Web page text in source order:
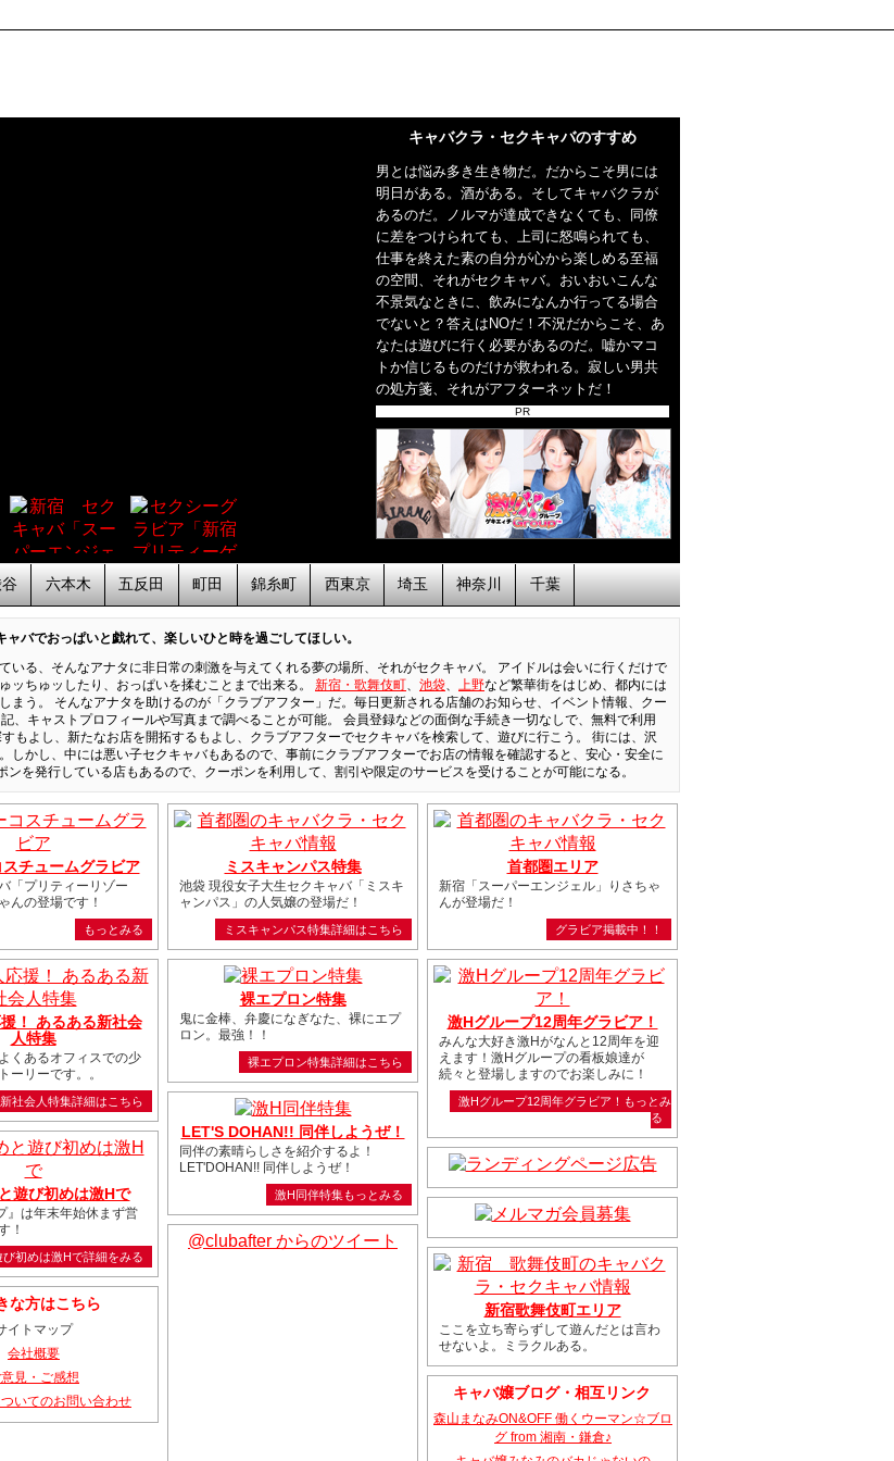
六本木 五反田 町田 錦糸町 西東京 埼玉 神奈川 千葉
キャバクラ・セクキャバのすすめ
男とは悩み多き生き物だ。だからこそ男には
明日がある。酒がある。そしてキャバクラが
あるのだ。ノルマが達成できなくても、同僚
に差をつけられても、上司に怒鳴られても、
仕事を終えた素の自分が心から楽しめる至福
の空間、それがセクキャバ。おいおいこんな
不景気なときに、飲みになんか行ってる場合
でないと？答えはNOだ！不況だからこそ、あ
なたは遊びに行く必要があるのだ。嘘かマコ
トか信じるものだけが救われる。寂しい男共
の処方箋、それがアフターネットだ！
PR
ャバでおっぱいと戯れて、楽しいひと時を過ごしてほしい。
いる、そんなアナタに非日常の刺激を与えてくれる夢の場所、それがセクキャバ。 アイドルは会いに行くだけで
ッちゅッしたり、おっぱいを揉むことまで出来る。 新宿・歌舞伎町、 池袋、 上野など繁華街をはじめ、都内には
まう。 そんなアナタを助けるのが「クラブアフター」だ。毎日更新される店舗のお知らせ、イベント情報、クー
、キャストプロフィールや写真まで調べることが可能。 会員登録などの面倒な手続き一切なしで、無料で利用
もよし、新たなお店を開拓するもよし、クラブアフターでセクキャバを検索して、遊びに行こう。 街には、沢
しかし、中には悪い子セクキャバもあるので、事前にクラブアフターでお店の情報を確認すると、安心・安全に
を発行している店もあるので、クーポンを利用して、割引や限定のサービスを受けることが可能になる。
チュームグラビア
「プリティーリゾー
んの登場です！
もっとみる
ミスキャンパス特集
池袋 現役女子大生セクキャバ「ミスキ
ャンパス」の人気嬢の登場だ！
ミスキャンパス特集詳細はこちら
首都圏エリア
新宿「スーパーエンジェル」りさちゃ
んが登場だ！
グラビア掲載中！！
！ あるある新社会
人特集
くあるオフィスでの少
ーリーです。。
社会人特集詳細はこちら
裸エプロン特集
鬼に金棒、弁慶になぎなた、裸にエプ
ロン。最強！！
裸エプロン特集詳細はこちら
激Hグループ12周年グラビア！
みんな大好き激Hがなんと12周年を迎
えます！激Hグループの看板娘達が
続々と登場しますのでお楽しみに！
激Hグループ12周年グラビア！もっとみ
る
LET'S DOHAN!! 同伴しようぜ！
同伴の素晴らしさを紹介するよ！
LET'DOHAN!! 同伴しようぜ！
激H同伴特集もっとみる
遊び初めは激Hで
』は年末年始休まず営
！
初めは激Hで詳細をみる
@clubafter からのツイート
新宿歌舞伎町エリア
ここを立ち寄らずして遊んだとは言わ
せないよ。ミラクルある。
な方はこちら
イトマップ
会社概要
見・ご感想
いてのお問い合わせ
キャバ嬢ブログ・相互リンク
森山まなみON&OFF 働くウーマン☆ブロ
グ from 湘南・鎌倉♪